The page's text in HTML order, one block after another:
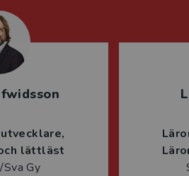
lättläst
Gy